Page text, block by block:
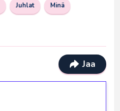
Juhlat Minä
Jaa